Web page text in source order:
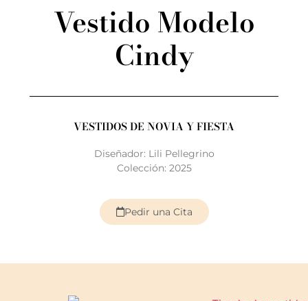
Vestido Modelo
Cindy
VESTIDOS DE NOVIA Y FIESTA
Diseñador: Lili Pellegrino
Colección: 2025
Pedir una Cita